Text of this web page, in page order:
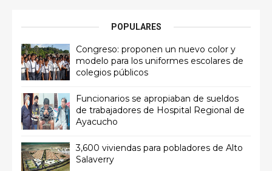
POPULARES
Congreso: proponen un nuevo color y
modelo para los uniformes escolares de
colegios públicos
Funcionarios se apropiaban de sueldos
de trabajadores de Hospital Regional de
Ayacucho
3,600 viviendas para pobladores de Alto
Salaverry